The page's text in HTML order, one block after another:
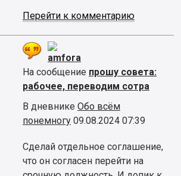
Перейти к комментарию
amfora
На сообщение прошу совета:
рабочее, переводим сотра
В дневнике Обо всём
понемногу 09.08.2024 07:39
Сделай отдельное соглашение,
что он согласен перейти на